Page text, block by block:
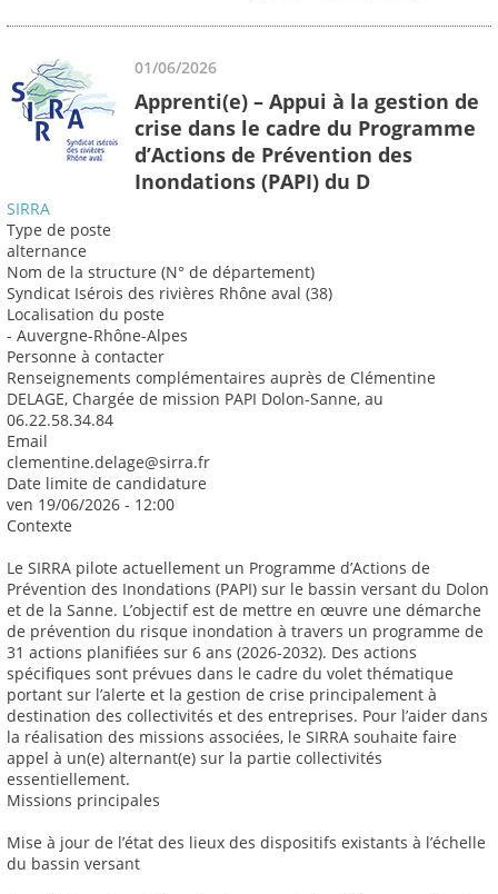
01/06/2026
Apprenti(e) – Appui à la gestion de
crise dans le cadre du Programme
d’Actions de Prévention des
Inondations (PAPI) du D
SIRRA
Type de poste
alternance
Nom de la structure (N° de département)
Syndicat Isérois des rivières Rhône aval (38)
Localisation du poste
- Auvergne-Rhône-Alpes
Personne à contacter
Renseignements complémentaires auprès de Clémentine
DELAGE, Chargée de mission PAPI Dolon-Sanne, au
06.22.58.34.84
Email
clementine.delage@sirra.fr
Date limite de candidature
ven 19/06/2026 - 12:00
Contexte
Le SIRRA pilote actuellement un Programme d’Actions de
Prévention des Inondations (PAPI) sur le bassin versant du Dolon
et de la Sanne. L’objectif est de mettre en œuvre une démarche
de prévention du risque inondation à travers un programme de
31 actions planifiées sur 6 ans (2026-2032). Des actions
spécifiques sont prévues dans le cadre du volet thématique
portant sur l’alerte et la gestion de crise principalement à
destination des collectivités et des entreprises. Pour l’aider dans
la réalisation des missions associées, le SIRRA souhaite faire
appel à un(e) alternant(e) sur la partie collectivités
essentiellement.
Missions principales
Mise à jour de l’état des lieux des dispositifs existants à l’échelle
du bassin versant